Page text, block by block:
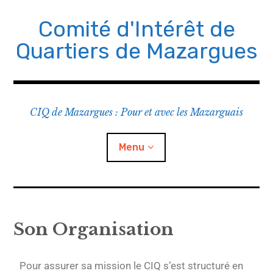
Comité d'Intérêt de
Quartiers de Mazargues
CIQ de Mazargues : Pour et avec les Mazarguais
Menu
Un peu d’histoire
Ses Missions
Son Organisation
Pour assurer sa mission le CIQ s’est structuré en